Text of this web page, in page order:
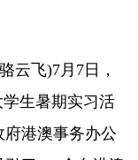
飞)7月7日，
学生暑期实习活
港澳事务办公